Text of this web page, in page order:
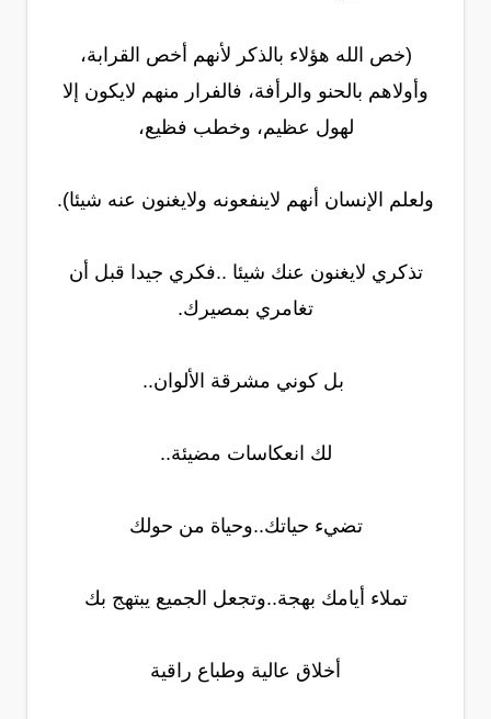
(خص الله هؤلاء بالذكر لأنهم أخص القرابة،
وأولاهم بالحنو والرأفة، فالفرار منهم لايكون إلا
لهول عظيم، وخطب فظيع،
ولعلم الإنسان أنهم لاينفعونه ولايغنون عنه شيئا).
تذكري لايغنون عنك شيئا ..فكري جيدا قبل أن
تغامري بمصيرك.
بل كوني مشرقة الألوان..
لك انعكاسات مضيئة..
تضيء حياتك..وحياة من حولك
تملاء أيامك بهجة..وتجعل الجميع يبتهج بك
أخلاق عالية وطباع راقية